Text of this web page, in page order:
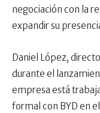
negociación con la
expandir su
Daniel López,
durante el
empresa está
formal con BYD en